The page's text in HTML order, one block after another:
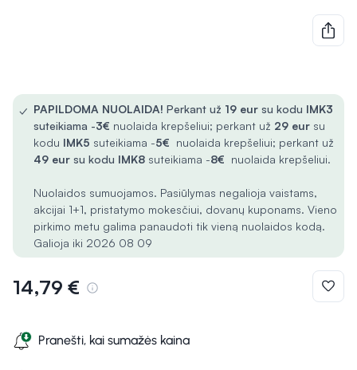
✓ PAPILDOMA NUOLAIDA! Perkant už 19 eur su kodu IMK3
suteikiama -3€ nuolaida krepšeliui; perkant už 29 eur su
kodu IMK5 suteikiama -5€ nuolaida krepšeliui; perkant už
49 eur su kodu IMK8 suteikiama -8€ nuolaida krepšeliui.
Nuolaidos sumuojamos. Pasiūlymas negalioja vaistams,
akcijai 1+1, pristatymo mokesčiui, dovanų kuponams. Vieno
pirkimo metu galima panaudoti tik vieną nuolaidos kodą.
Galioja iki 2026 08 09
14,79 €
Pranešti, kai sumažės kaina